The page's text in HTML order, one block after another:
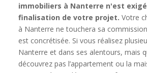
immobiliers à Nanterre n'est
finalisation de votre projet. Votre
à Nanterre ne touchera sa
est concrétisée. Si vous réalisez
Nanterre et dans ses alentours, mais
découvrez pas l’appartement ou la